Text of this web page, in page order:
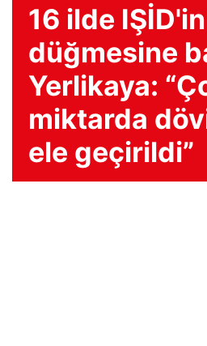
16 ilde IŞİD'in
düğmesine
Yerlikaya:
miktarda
ele geçirildi”